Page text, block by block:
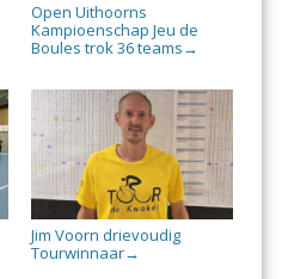
Open Uithoorns
Kampioenschap Jeu de
Boules trok 36 teams →
Jim Voorn drievoudig
Tourwinnaar→